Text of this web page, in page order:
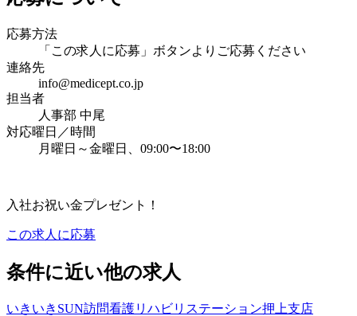
応募方法
「この求人に応募」ボタンよりご応募ください
連絡先
info@medicept.co.jp
担当者
人事部 中尾
対応曜日／時間
月曜日～金曜日、09:00〜18:00
入社お祝い金プレゼント！
この求人に応募
条件に近い他の求人
いきいきSUN訪問看護リハビリステーション押上支店